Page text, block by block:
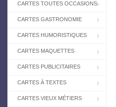
CARTES TOUTES OCCASIONS
CARTES GASTRONOMIE
CARTES HUMORISTIQUES
CARTES MAQUETTES
CARTES PUBLICITAIRES
CARTES À TEXTES
CARTES VIEUX MÉTIERS